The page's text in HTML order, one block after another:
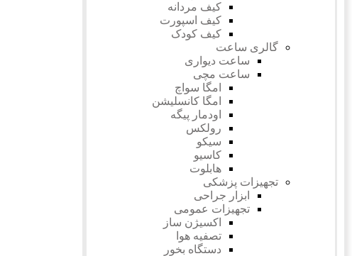
کیف مردانه
کیف اسپورت
کیف کودک
گالری ساعت
ساعت دیواری
ساعت مچی
امگا سواچ
امگا کانسلیشن
اودمار پیگه
رولکس
سیکو
کاسیو
هابلوت
تجهیزات پزشکی
ابزار جراحی
تجهیزات عمومی
اکسیژن ساز
تصفیه هوا
دستگاه بخور